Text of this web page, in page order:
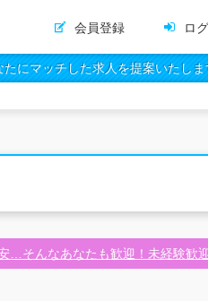
会員登録 ロ
にマッチした求人を提案いたしま
…そんなあなたも歓迎！未経験歓